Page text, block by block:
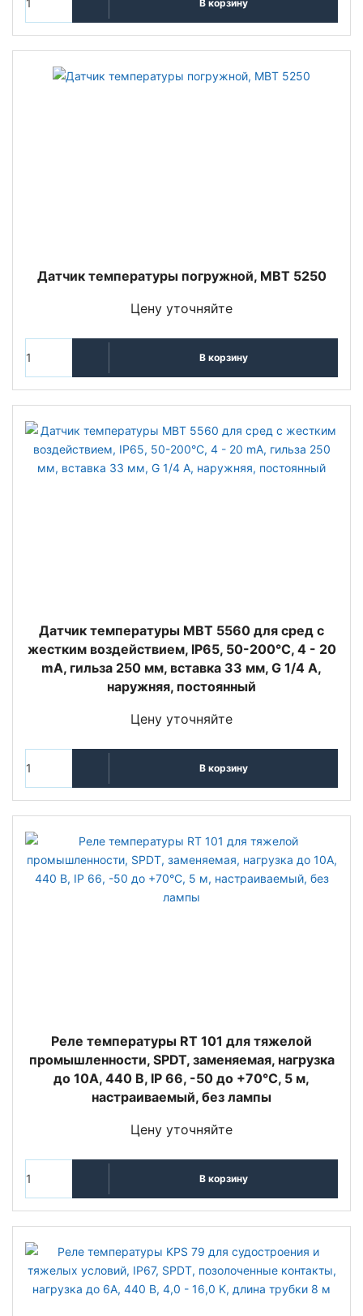
В корзину
Датчик температуры погружной, MBT 5250
Цену уточняйте
В корзину
Датчик температуры MBT 5560 для сред с
жестким воздействием, IP65, 50-200°C, 4 - 20
mA, гильза 250 мм, вставка 33 мм, G 1/4 A,
наружняя, постоянный
Цену уточняйте
В корзину
Реле температуры RT 101 для тяжелой
промышленности, SPDT, заменяемая, нагрузка
до 10А, 440 В, IP 66, -50 до +70°С, 5 м,
настраиваемый, без лампы
Цену уточняйте
В корзину